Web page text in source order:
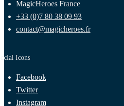
MagicHeroes France
+33 (0)7 80 38 09 93
contact@magicheroes.fr
Icons
Facebook
Twitter
Instagram